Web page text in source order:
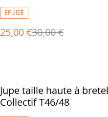
ÉPUISÉ
25,00 €30,00 €
Jupe taille haute à
Collectif T46/48